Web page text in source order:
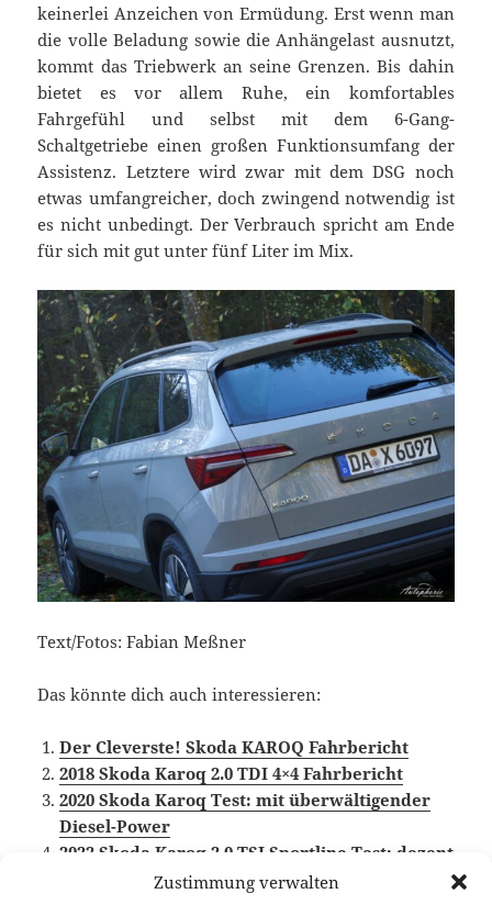
Zustimmung verwalten
keinerlei Anzeichen von Ermüdung. Erst wenn man
die volle Beladung sowie die Anhängelast ausnutzt,
kommt das Triebwerk an seine Grenzen. Bis dahin
bietet es vor allem Ruhe, ein komfortables
Fahrgefühl und selbst mit dem 6-Gang-
Schaltgetriebe einen großen Funktionsumfang der
Assistenz. Letztere wird zwar mit dem DSG noch
etwas umfangreicher, doch zwingend notwendig ist
es nicht unbedingt. Der Verbrauch spricht am Ende
für sich mit gut unter fünf Liter im Mix.
Text/Fotos: Fabian Meßner
Das könnte dich auch interessieren:
Der Cleverste! Skoda KAROQ Fahrbericht
2018 Skoda Karoq 2.0 TDI 4×4 Fahrbericht
2020 Skoda Karoq Test: mit überwältigender
Diesel-Power
2022 Skoda Karoq 2.0 TSI Sportline Test: dezent
aber effektiv geliftet